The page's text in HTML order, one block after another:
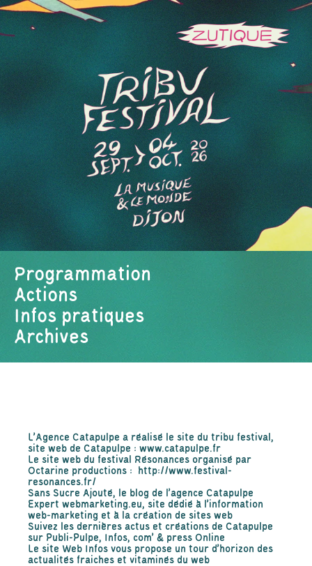
Programmation
Actions
Infos pratiques
Archives
L'Agence Catapulpe a réalisé le site du tribu festival,
site web de Catapulpe : www.catapulpe.fr
Le site web du festival Résonances organisé par
Octarine productions : http://www.festival-
resonances.fr/
Sans Sucre Ajouté, le blog de l'agence Catapulpe
Expert webmarketing.eu, site dédié à l'information
web-marketing et à la création de sites web
Suivez les dernières actus et créations de Catapulpe
sur Publi-Pulpe, Infos, com' & press Online
Le site Web Infos vous propose un tour d'horizon des
actualités fraiches et vitaminés du web